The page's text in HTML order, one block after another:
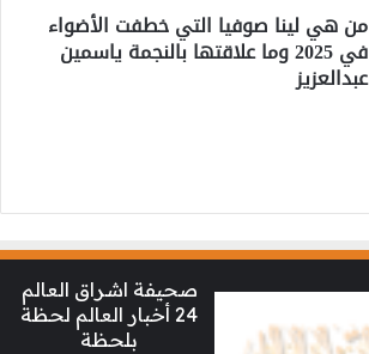
من هي لينا صوفيا التي خطفت الأضواء
في 2025 وما علاقتها بالنجمة ياسمين
عبدالعزيز
صحيفة اشراق العالم
24 أخبار العالم لحظة
بلحظة